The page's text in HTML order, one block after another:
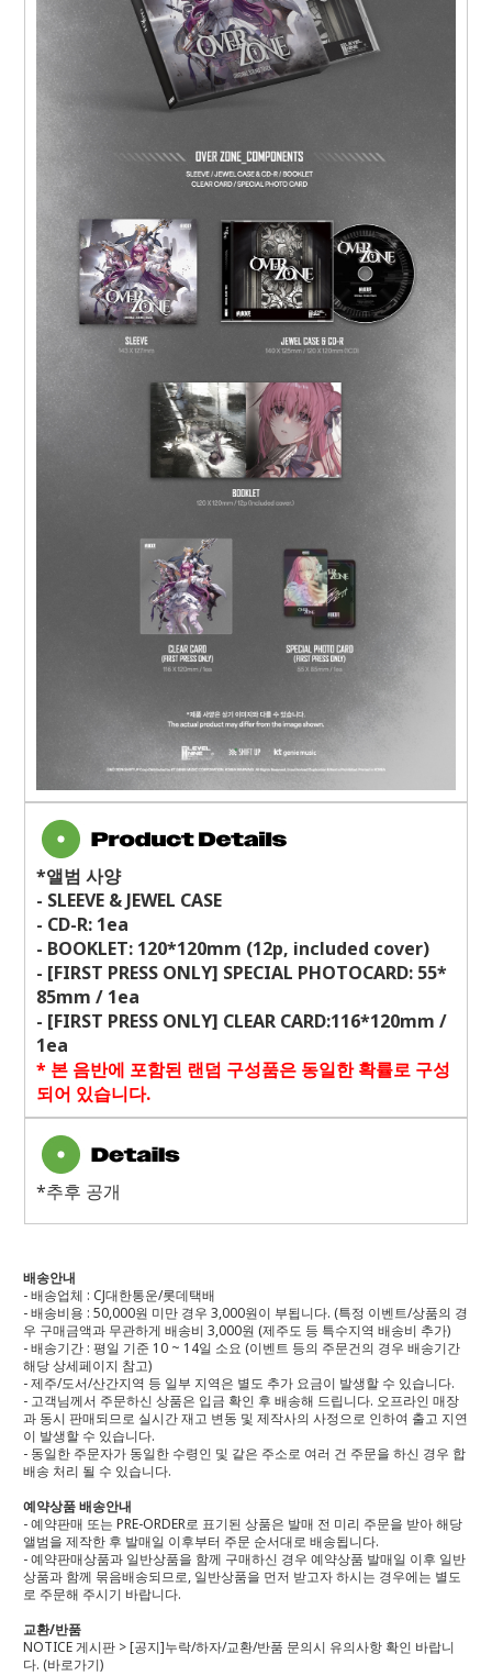
*앨범 사양
- SLEEVE & JEWEL CASE
- CD-R: 1ea
- BOOKLET: 120*120mm (12p, included cover)
- [FIRST PRESS ONLY] SPECIAL PHOTOCARD: 55*
85mm / 1ea
- [FIRST PRESS ONLY] CLEAR CARD:116*120mm /
1ea
* 본 음반에 포함된 랜덤 구성품은 동일한 확률로 구성
되어 있습니다.
*추후 공개
배송안내
- 배송업체 : CJ대한통운/롯데택배
- 배송비용 : 50,000원 미만 경우 3,000원이 부됩니다. (특정 이벤트/상품의 경
우 구매금액과 무관하게 배송비 3,000원 (제주도 등 특수지역 배송비 추가)
- 배송기간 : 평일 기준 10 ~ 14일 소요 (이벤트 등의 주문건의 경우 배송기간
해당 상세페이지 참고)
- 제주/도서/산간지역 등 일부 지역은 별도 추가 요금이 발생할 수 있습니다.
- 고객님께서 주문하신 상품은 입금 확인 후 배송해 드립니다. 오프라인 매장
과 동시 판매되므로 실시간 재고 변동 및 제작사의 사정으로 인하여 출고 지연
이 발생할 수 있습니다.
- 동일한 주문자가 동일한 수령인 및 같은 주소로 여러 건 주문을 하신 경우 합
배송 처리 될 수 있습니다.
예약상품 배송안내
- 예약판매 또는 PRE-ORDER로 표기된 상품은 발매 전 미리 주문을 받아 해당
앨범을 제작한 후 발매일 이후부터 주문 순서대로 배송됩니다.
- 예약판매상품과 일반상품을 함께 구매하신 경우 예약상품 발매일 이후 일반
상품과 함께 묶음배송되므로, 일반상품을 먼저 받고자 하시는 경우에는 별도
로 주문해 주시기 바랍니다.
교환/반품
NOTICE 게시판 > [공지]누락/하자/교환/반품 문의시 유의사항 확인 바랍니
다. (바로가기)